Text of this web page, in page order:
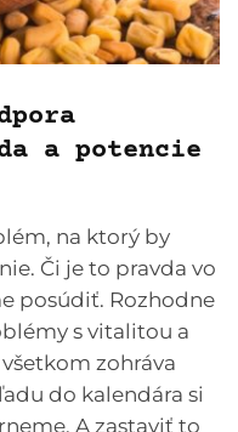
a potencie
na ktorý by
Či je to pravda vo
posúdiť. Rozhodne
s vitalitou a
zohráva
do kalendára si
A zastaviť to